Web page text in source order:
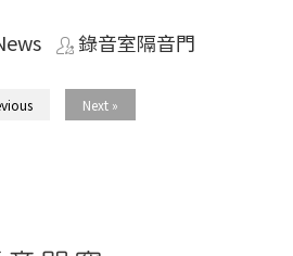
錄音室隔音門
Next »